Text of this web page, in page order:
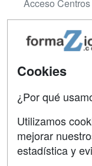
Acceso Centros
Contactar
Confidencialidad
Aviso legal
Copyleft
Cookies
¿Por qué
Utilizamos
mejorar
estadística y